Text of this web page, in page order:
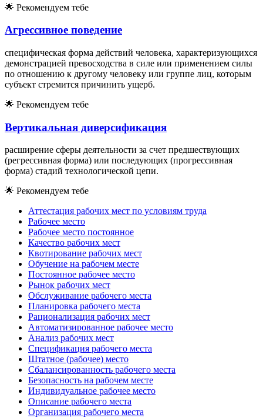
🌟 Рекомендуем тебе
Агрессивное поведение
специфическая форма действий человека, характеризующихся
демонстрацией превосходства в силе или применением силы
по отношению к другому человеку или группе лиц, которым
субъект стремится причинить ущерб.
🌟 Рекомендуем тебе
Вертикальная диверсификация
расширение сферы деятельности за счет предшествующих
(регрессивная форма) или последующих (прогрессивная
форма) стадий технологической цепи.
🌟 Рекомендуем тебе
Аттестация рабочих мест по условиям труда
Рабочее место
Рабочее место постоянное
Качество рабочих мест
Квотирование рабочих мест
Обучение на рабочем месте
Постоянное рабочее место
Рынок рабочих мест
Обслуживание рабочего места
Планировка рабочего места
Рационализация рабочих мест
Автоматизированное рабочее место
Анализ рабочих мест
Спецификация рабочего места
Штатное (рабочее) место
Сбалансированность рабочего места
Безопасность на рабочем месте
Индивидуальное рабочее место
Описание рабочего места
Организация рабочего места